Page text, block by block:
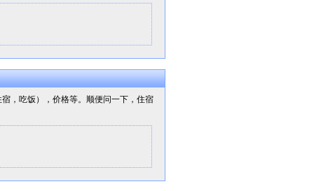
，吃饭），价格等。顺便问一下，住宿